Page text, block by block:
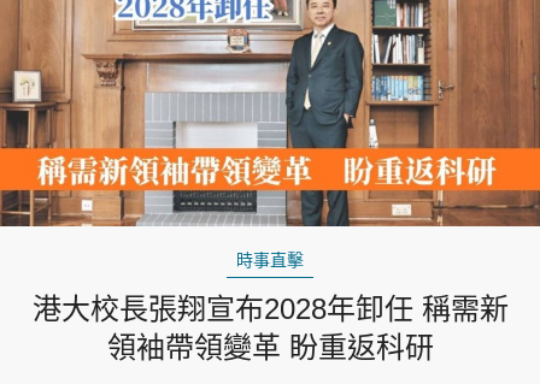
時事直擊
港大校長張翔宣布2028年卸任 稱需新
領袖帶領變革 盼重返科研